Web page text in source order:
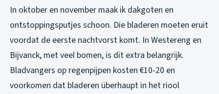
In oktober en november maak ik dakgoten en
ontstoppingsputjes schoon. Die bladeren moeten eruit
voordat de eerste nachtvorst komt. In Westereng en
Bijvanck, met veel bomen, is dit extra belangrijk.
Bladvangers op regenpijpen kosten €10-20 en
voorkomen dat bladeren überhaupt in het riool